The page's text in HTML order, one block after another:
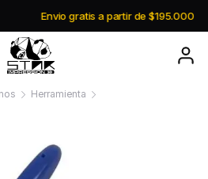
a partir de $195.000
Herramienta